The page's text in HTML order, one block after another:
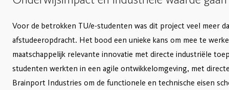
Voor de betrokken TU/e-studenten was dit project veel meer
afstudeeropdracht. Het bood een unieke kans om mee te
maatschappelijk relevante innovatie met directe industriële
studenten werkten in een agile ontwikkelomgeving, met
Brainport Industries om de functionele en technische eisen